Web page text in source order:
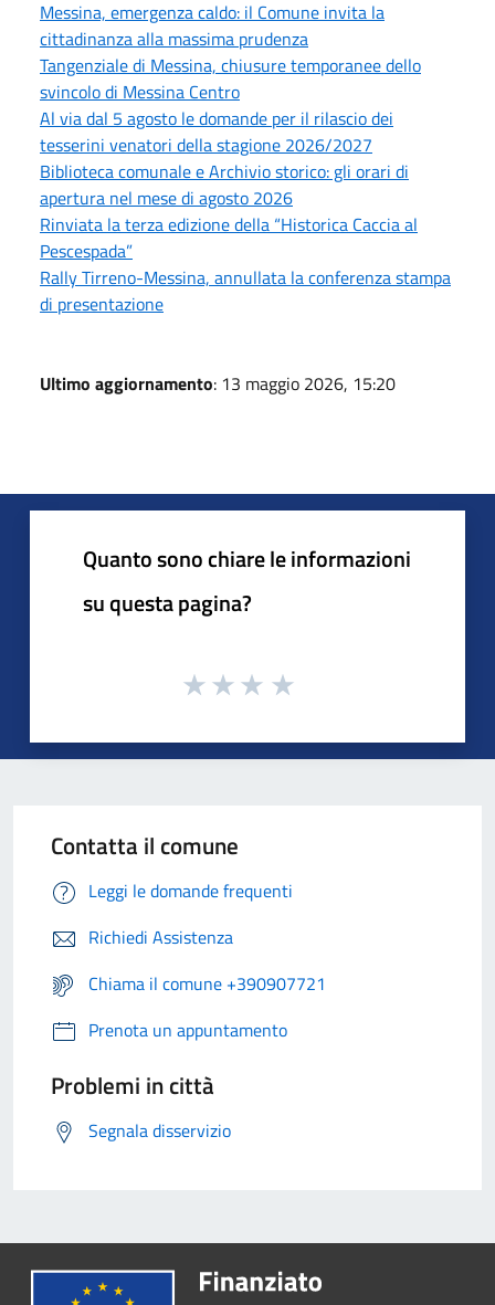
Messina, emergenza caldo: il Comune invita la
cittadinanza alla massima prudenza
Tangenziale di Messina, chiusure temporanee dello
svincolo di Messina Centro
Al via dal 5 agosto le domande per il rilascio dei
tesserini venatori della stagione 2026/2027
Biblioteca comunale e Archivio storico: gli orari di
apertura nel mese di agosto 2026
Rinviata la terza edizione della “Historica Caccia al
Pescespada”
Rally Tirreno-Messina, annullata la conferenza stampa
di presentazione
Ultimo aggiornamento: 13 maggio 2026, 15:20
Quanto sono chiare le informazioni
su questa pagina?
Contatta il comune
Leggi le domande frequenti
Richiedi Assistenza
Chiama il comune +390907721
Prenota un appuntamento
Problemi in città
Segnala disservizio